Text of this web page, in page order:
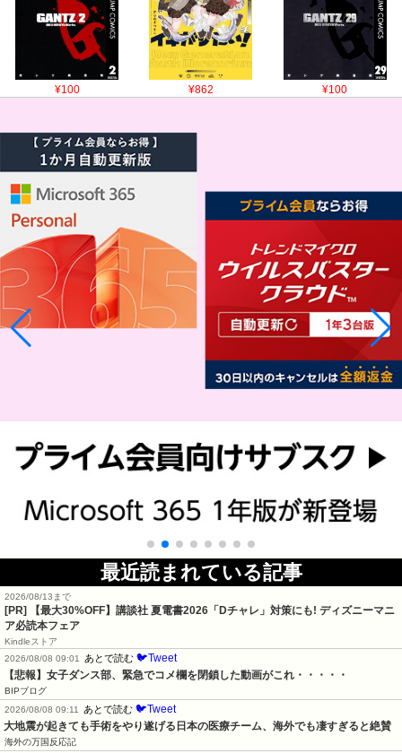
¥100 ¥862 ¥100
最近読まれている記事
2026/08/13まで
[PR] 【最大30%OFF】講談社 夏電書2026「Dチャレ」対策にも! ディズニーマニ
ア必読本フェア
Kindleストア
2026/08/08 09:01
あとで読む 🐦Tweet
【悲報】女子ダンス部、緊急でコメ欄を閉鎖した動画がこれ・・・・・
BIPブログ
2026/08/08 09:11
あとで読む 🐦Tweet
大地震が起きても手術をやり遂げる日本の医療チーム、海外でも凄すぎると絶賛
海外の万国反応記